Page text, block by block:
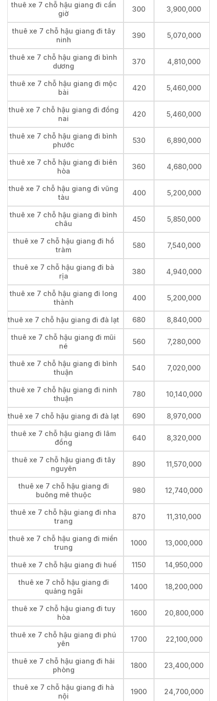
thuê xe 7 chỗ hậu giang đi cần
giờ
300 3,900,000
thuê xe 7 chỗ hậu giang đi tây
ninh
390 5,070,000
thuê xe 7 chỗ hậu giang đi bình
dương
370 4,810,000
thuê xe 7 chỗ hậu giang đi mộc
bài
420 5,460,000
thuê xe 7 chỗ hậu giang đi đồng
nai
420 5,460,000
thuê xe 7 chỗ hậu giang đi bình
phước
530 6,890,000
thuê xe 7 chỗ hậu giang đi biên
hòa
360 4,680,000
thuê xe 7 chỗ hậu giang đi vũng
tàu
400 5,200,000
thuê xe 7 chỗ hậu giang đi bình
châu
450 5,850,000
thuê xe 7 chỗ hậu giang đi hồ
tràm
580 7,540,000
thuê xe 7 chỗ hậu giang đi bà
rịa
380 4,940,000
thuê xe 7 chỗ hậu giang đi long
thành
400 5,200,000
thuê xe 7 chỗ hậu giang đi đà lạt 680 8,840,000
thuê xe 7 chỗ hậu giang đi mũi
né
560 7,280,000
thuê xe 7 chỗ hậu giang đi bình
thuận
540 7,020,000
thuê xe 7 chỗ hậu giang đi ninh
thuận
780 10,140,000
thuê xe 7 chỗ hậu giang đi đà lạt 690 8,970,000
thuê xe 7 chỗ hậu giang đi lâm
đồng
640 8,320,000
thuê xe 7 chỗ hậu giang đi tây
nguyên
890 11,570,000
thuê xe 7 chỗ hậu giang đi
buông mê thuộc
980 12,740,000
thuê xe 7 chỗ hậu giang đi nha
trang
870 11,310,000
thuê xe 7 chỗ hậu giang đi miền
trung
1000 13,000,000
thuê xe 7 chỗ hậu giang đi huế 1150 14,950,000
thuê xe 7 chỗ hậu giang đi
quảng ngãi
1400 18,200,000
thuê xe 7 chỗ hậu giang đi tuy
hòa
1600 20,800,000
thuê xe 7 chỗ hậu giang đi phú
yên
1700 22,100,000
thuê xe 7 chỗ hậu giang đi hải
phòng
1800 23,400,000
thuê xe 7 chỗ hậu giang đi hà
nội
1900 24,700,000